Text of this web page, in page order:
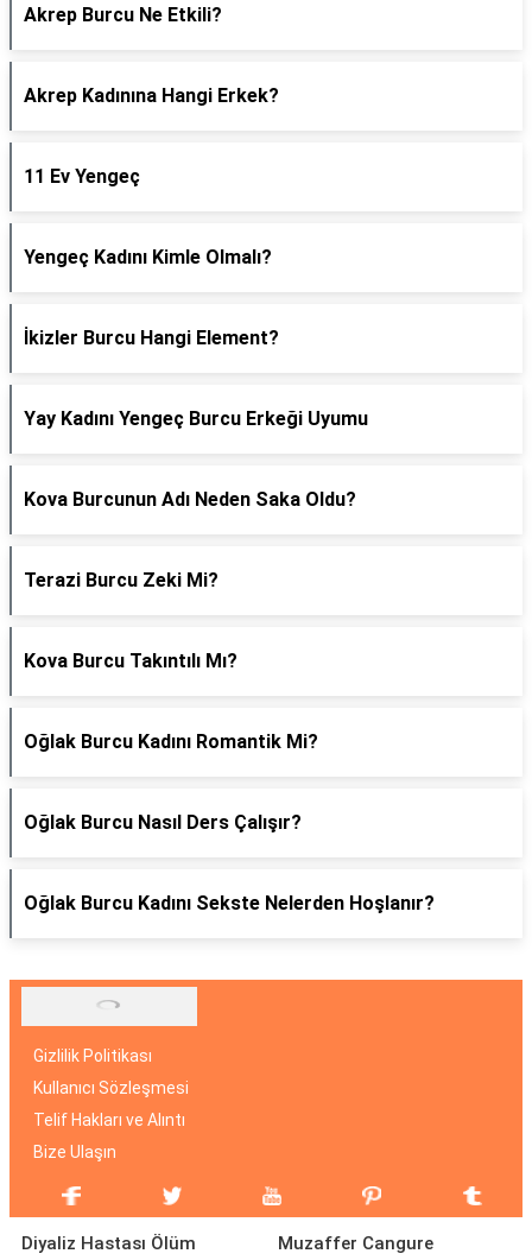
Akrep Burcu Ne Etkili?
Akrep Kadınına Hangi Erkek?
11 Ev Yengeç
Yengeç Kadını Kimle Olmalı?
İkizler Burcu Hangi Element?
Yay Kadını Yengeç Burcu Erkeği Uyumu
Kova Burcunun Adı Neden Saka Oldu?
Terazi Burcu Zeki Mi?
Kova Burcu Takıntılı Mı?
Oğlak Burcu Kadını Romantik Mi?
Oğlak Burcu Nasıl Ders Çalışır?
Oğlak Burcu Kadını Sekste Nelerden Hoşlanır?
Gizlilik Politikası
Kullanıcı Sözleşmesi
Telif Hakları ve Alıntı
Bize Ulaşın
Diyaliz Hastası Ölüm
Muzaffer Cangure